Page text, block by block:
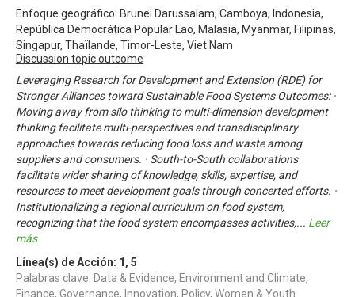
Enfoque geográfico: Brunei Darussalam, Camboya, Indonesia,
República Democrática Popular Lao, Malasia, Myanmar, Filipinas,
Singapur, Thaïlande, Timor-Leste, Viet Nam
Discussion topic outcome
Leveraging Research for Development and Extension (RDE) for
Stronger Alliances toward Sustainable Food Systems Outcomes: ·
Moving away from silo thinking to multi-dimension development
thinking facilitate multi-perspectives and transdisciplinary
approaches towards reducing food loss and waste among
suppliers and consumers. · South-to-South collaborations
facilitate wider sharing of knowledge, skills, expertise, and
resources to meet development goals through concerted efforts. ·
Institutionalizing a regional curriculum on food system,
recognizing that the food system encompasses activities,... Leer
más
Línea(s) de Acción: 1 , 5
Palabras clave: Data & Evidence, Environment and Climate,
Finance, Governance, Innovation, Policy, Women & Youth